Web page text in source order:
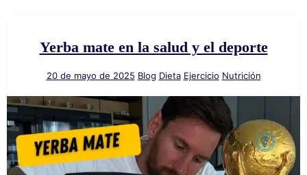
Yerba mate en la salud y el deporte
20 de mayo de 2025 Blog Dieta Ejercicio Nutrición